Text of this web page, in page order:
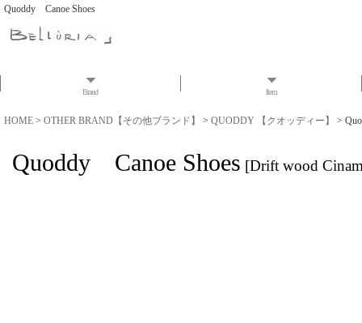
Quoddy Canoe Shoes
Brand Item
HOME > OTHER BRAND【その他ブランド】 > QUODDY 【クオッディー】 >
Quoddy Canoe Shoes [Drift wood